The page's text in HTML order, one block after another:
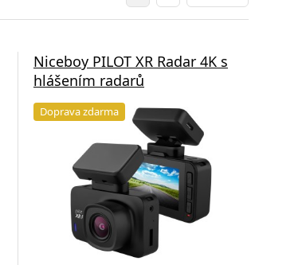
Niceboy PILOT XR Radar 4K s
hlášením radarů
Doprava zdarma